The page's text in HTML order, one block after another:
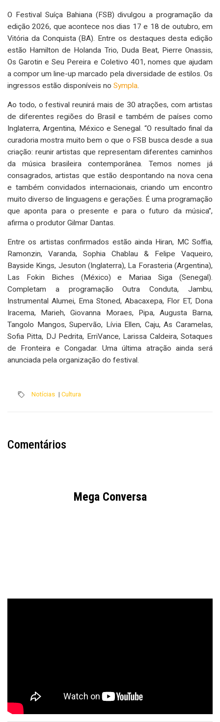
O Festival Suíça Bahiana (FSB) divulgou a programação da
edição 2026, que acontece nos dias 17 e 18 de outubro, em
Vitória da Conquista (BA). Entre os destaques desta edição
estão Hamilton de Holanda Trio, Duda Beat, Pierre Onassis,
Os Garotin e Seu Pereira e Coletivo 401, nomes que ajudam
a compor um line-up marcado pela diversidade de estilos. Os
ingressos estão disponíveis no Sympla.
Ao todo, o festival reunirá mais de 30 atrações, com artistas
de diferentes regiões do Brasil e também de países como
Inglaterra, Argentina, México e Senegal. “O resultado final da
curadoria mostra muito bem o que o FSB busca desde a sua
criação: reunir artistas que representam diferentes caminhos
da música brasileira contemporânea. Temos nomes já
consagrados, artistas que estão despontando na nova cena
e também convidados internacionais, criando um encontro
muito diverso de linguagens e gerações. É uma programação
que aponta para o presente e para o futuro da música”,
afirma o produtor Gilmar Dantas.
Entre os artistas confirmados estão ainda Hiran, MC Soffia,
Ramonzin, Varanda, Sophia Chablau & Felipe Vaqueiro,
Bayside Kings, Jesuton (Inglaterra), La Forasteria (Argentina),
Las Fokin Biches (México) e Mariaa Siga (Senegal).
Completam a programação Outra Conduta, Jambu,
Instrumental Alumei, Ema Stoned, Abacaxepa, Flor ET, Dona
Iracema, Marieh, Giovanna Moraes, Pipa, Augusta Barna,
Tangolo Mangos, Supervão, Lívia Ellen, Caju, As Caramelas,
Sofia Pitta, DJ Pedrita, ErriVance, Larissa Caldeira, Sotaques
de Fronteira e Congadar. Uma última atração ainda será
anunciada pela organização do festival.
Notícias | Cultura
Comentários
Mega Conversa